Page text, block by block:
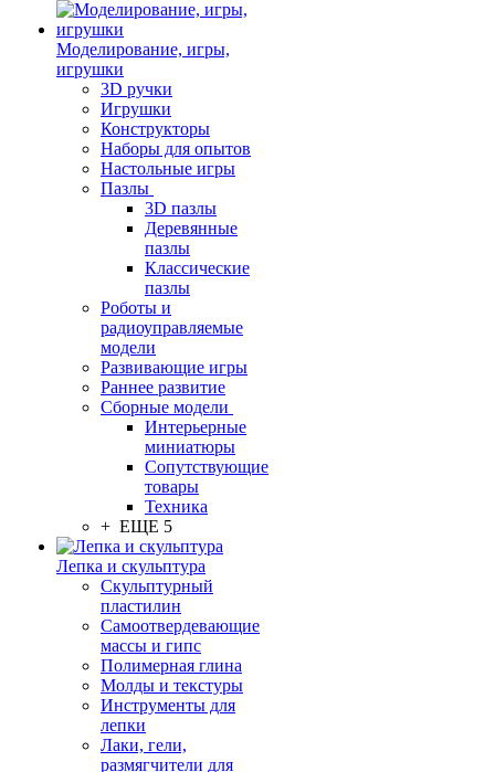
Моделирование, игры,
игрушки
3D ручки
Игрушки
Конструкторы
Наборы для опытов
Настольные игры
Пазлы
3D пазлы
Деревянные
пазлы
Классические
пазлы
Роботы и
радиоуправляемые
модели
Развивающие игры
Раннее развитие
Сборные модели
Интерьерные
миниатюры
Сопутствующие
товары
Техника
+ ЕЩЕ 5
Лепка и скульптура
Скульптурный
пластилин
Самоотвердевающие
массы и гипс
Полимерная глина
Молды и текстуры
Инструменты для
лепки
Лаки, гели,
размягчители для